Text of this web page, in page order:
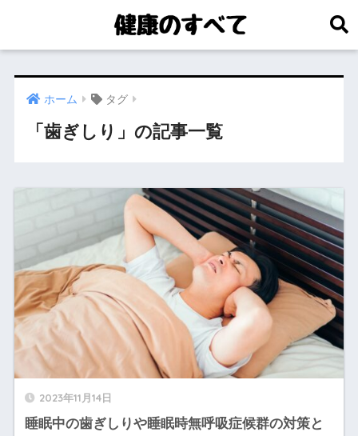
ホーム タグ
「歯ぎしり」の記事一覧
2023年11月14日
睡眠中の歯ぎしりや睡眠時無呼吸症候群の対策と